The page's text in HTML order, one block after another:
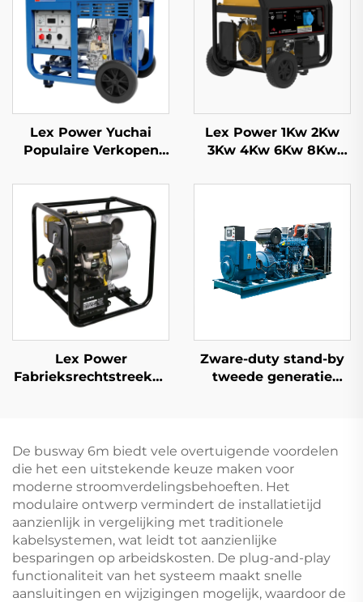
Lex Power Yuchai
Populaire Verkopen
5kw 8kw 10kw 11kw
Diesel Generator
Lex Power 1Kw 2Kw
3Kw 4Kw 6Kw 8Kw
Generator Stil Mobiel
Lex Power
Fabrieksrechtstreekse
4 Inch 418cc
Handmatig/Automatisch
Zware-duty stand-by
tweede generatie
dieselmotorset
De busway 6m biedt vele overtuigende voordelen
die het een uitstekende keuze maken voor
moderne stroomverdelingsbehoeften. Het
modulaire ontwerp vermindert de installatietijd
aanzienlijk in vergelijking met traditionele
kabelsystemen, wat leidt tot aanzienlijke
besparingen op arbeidskosten. De plug-and-play
functionaliteit van het systeem maakt snelle
aansluitingen en wijzigingen mogelijk, waardoor de